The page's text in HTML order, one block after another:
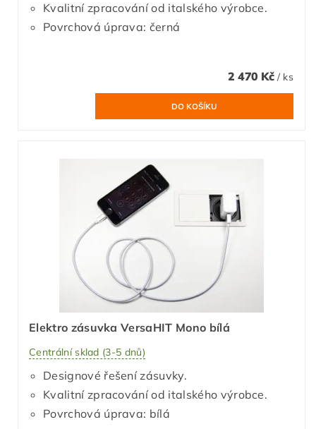
Kvalitní zpracování od italského výrobce.
Povrchová úprava: černá
2 470 Kč / ks
Elektro zásuvka VersaHIT Mono bílá
Centrální sklad (3-5 dnů)
Designové řešení zásuvky.
Kvalitní zpracování od italského výrobce.
Povrchová úprava: bílá